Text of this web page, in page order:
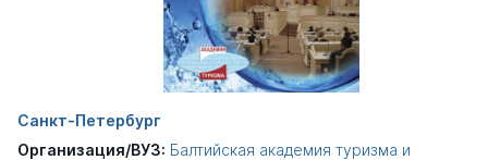
Санкт-Петербург
Организация/ВУЗ: Балтийская академия туризма и